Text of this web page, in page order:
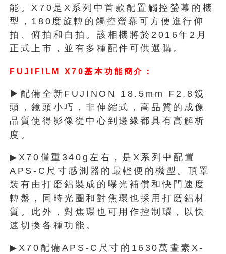
能。X70是X系列中首款配置觸控螢幕的機
型，180度旋轉的觸控螢幕可方便進行仰
拍、俯拍和自拍。該相機將於2016年2月
正式上市，並有多種配件可供選購。
FUJIFILM X70基本功能簡介：
▶配備全新FUJINON 18.5mm F2.8鏡
頭，鏡頭小巧，非伸縮式，高品質的成像
品質使得影像從中心到邊緣都具有高解析
度。
▶X70僅重340g左右，是X系列中配置
APS-C尺寸感測器的最輕便的機型。頂罩
裝有由打磨鋁製成的曝光補償和快門速度
轉盤，同時光圈和對焦環也採用打磨鋁材
質。此外，對焦環也可用作控制環，以快
速切換各種功能。
▶X70配備APS-C尺寸的1630萬畫素X-